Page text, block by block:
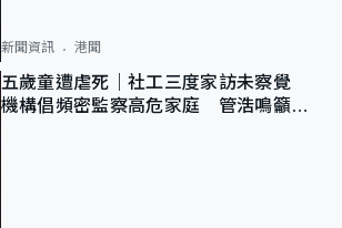
新聞資訊 港聞
五歲童遭虐死｜社工三度家訪未察覺
機構倡頻密監察高危家庭 管浩鳴籲加